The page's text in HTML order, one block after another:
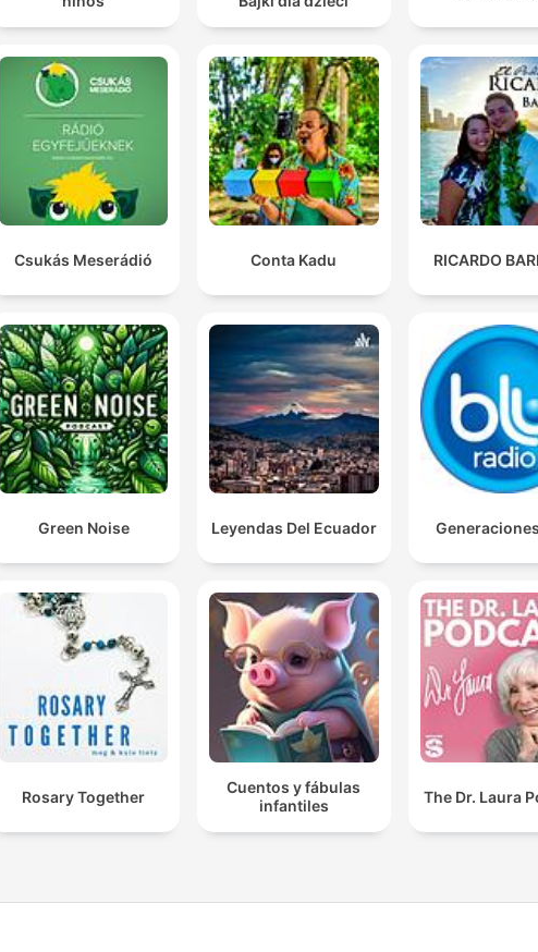
Csukás Meserádió Conta Kadu RICARDO
Green Noise Leyendas Del Ecuador
Rosary Together
Cuentos y fábulas
infantiles
The Dr. Laura